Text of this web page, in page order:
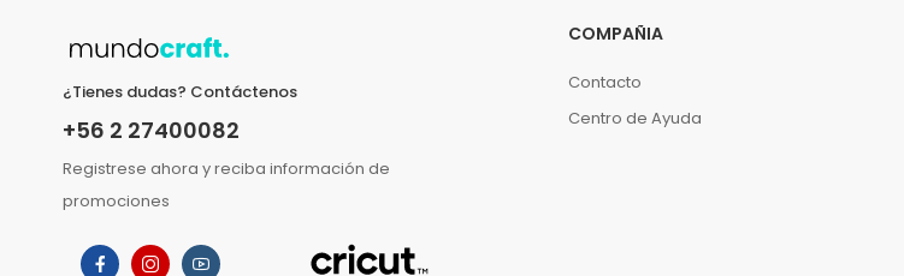
¿Tienes dudas? Contáctenos
+56 2 27400082
Registrese ahora y reciba información de
promociones
COMPAÑIA
Contacto
Centro de Ayuda